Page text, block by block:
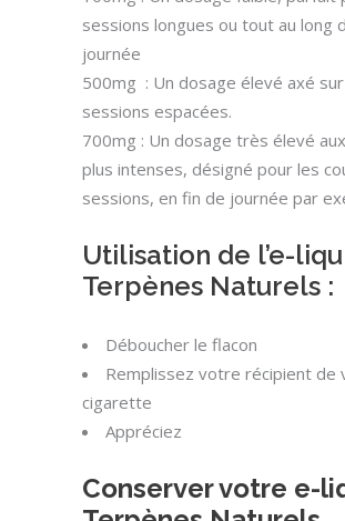
sessions longues ou tout au long
journée
500mg : Un dosage élevé axé
sessions espacées.
700mg : Un dosage très élevé
plus intenses, désigné pour les
sessions, en fin de journée par
Utilisation de l’e-
Terpènes Naturels :
Déboucher le flacon
Remplissez votre récipient de
cigarette
Appréciez
Conserver votre e-